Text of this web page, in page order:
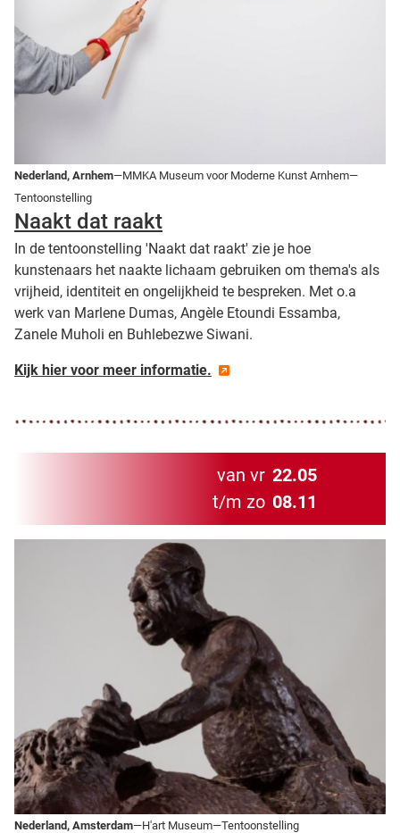
Nederland, Arnhem—MMKA Museum voor Moderne Kunst Arnhem—
Tentoonstelling
Naakt dat raakt
In de tentoonstelling 'Naakt dat raakt' zie je hoe
kunstenaars het naakte lichaam gebruiken om thema's als
vrijheid, identiteit en ongelijkheid te bespreken. Met o.a
werk van Marlene Dumas, Angèle Etoundi Essamba,
Zanele Muholi en Buhlebezwe Siwani.
Kijk hier voor meer informatie.
van vr 22.05
t/m zo 08.11
Nederland, Amsterdam—H'art Museum—Tentoonstelling